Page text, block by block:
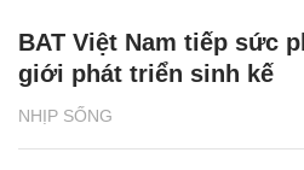
NHỊP SỐNG
BAT Việt Nam tiếp sức
giới phát triển sinh kế